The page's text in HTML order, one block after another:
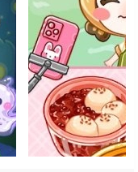
таких как
погружаться в
молочного чая,
ресурсов для